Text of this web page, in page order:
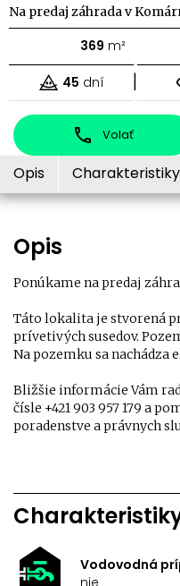
Na predaj záhrada v
369 m²
45 dní |
Volať
Opis Charakteristiky
Opis
Ponúkame na predaj
Táto lokalita je stvorená
prívetivých susedov.
Na pozemku sa nachádza
Bližšie informácie Vám
čísle +421 903 957 179 a
poradenstve a právnych
Vodovodná